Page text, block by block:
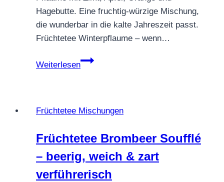
Hagebutte. Eine fruchtig-würzige Mischung,
die wunderbar in die kalte Jahreszeit passt.
Früchtetee Winterpflaume – wenn…
Weiterlesen
Früchtetee
würzig
winterlich
Früchtetee Mischungen
Früchtetee Brombeer Soufflé
– beerig, weich & zart
verführerisch